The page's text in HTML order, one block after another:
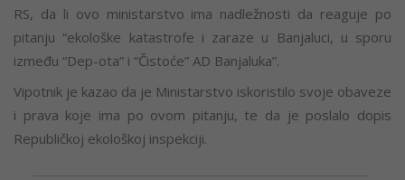
RS, da li ovo ministarstvo ima nadležnosti da reaguje po
pitanju “ekološke katastrofe i zaraze u Banjaluci, u sporu
između “Dep-ota” i “Čistoće” AD Banjaluka”.
Vipotnik je kazao da je Ministarstvo iskoristilo svoje obaveze
i prava koje ima po ovom pitanju, te da je poslalo dopis
Republičkoj ekološkoj inspekciji.